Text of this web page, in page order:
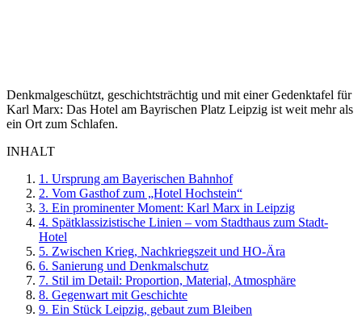
Denkmalgeschützt, geschichtsträchtig und mit einer Gedenktafel für
Karl Marx: Das Hotel am Bayrischen Platz Leipzig ist weit mehr als
ein Ort zum Schlafen.
INHALT
1. Ursprung am Bayerischen Bahnhof
2. Vom Gasthof zum „Hotel Hochstein“
3. Ein prominenter Moment: Karl Marx in Leipzig
4. Spätklassizistische Linien – vom Stadthaus zum Stadt-
Hotel
5. Zwischen Krieg, Nachkriegszeit und HO-Ära
6. Sanierung und Denkmalschutz
7. Stil im Detail: Proportion, Material, Atmosphäre
8. Gegenwart mit Geschichte
9. Ein Stück Leipzig, gebaut zum Bleiben